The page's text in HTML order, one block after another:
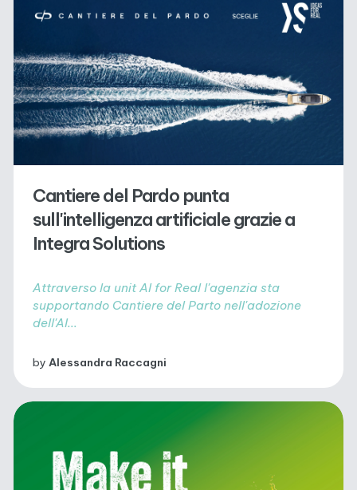
Cantiere del Pardo punta
sull'intelligenza artificiale grazie a
Integra Solutions
Attraverso la unit AI for Real l'agenzia sta
supportando Cantiere del Parto nell'adozione
dell'AI...
by Alessandra Raccagni